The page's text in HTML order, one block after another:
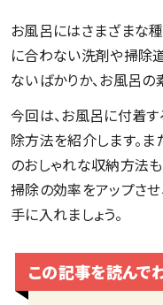
お風呂にはさまざまな
に合わない洗剤や掃除
ないばかりか、お風呂の
今回は、お風呂に付着
除方法を紹介します。
のおしゃれな収納方法
掃除の効率をアップさ
手に入れましょう。
この記事を読んで